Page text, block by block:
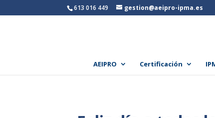
613 016 449 gestion@aeipro-ipma.es
AEIPRO Certificación